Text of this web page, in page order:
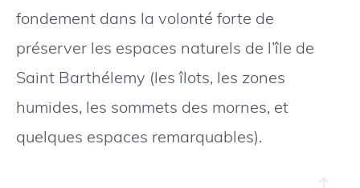
fondement dans la volonté forte de
préserver les espaces naturels de l’île de
Saint Barthélemy (les îlots, les zones
humides, les sommets des mornes, et
quelques espaces remarquables).